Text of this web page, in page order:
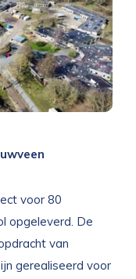
voor 80
opgeleverd. De
van
gerealiseerd voor